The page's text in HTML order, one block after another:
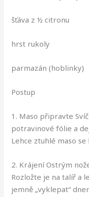
šťáva z ½ citronu
hrst rukoly
parmazán (hoblinky)
Postup
1. Maso připravte
potravinové fólie a
Lehce ztuhlé maso
2. Krájení Ostrým
Rozložte je na talíř a
jemně „vyklepat“